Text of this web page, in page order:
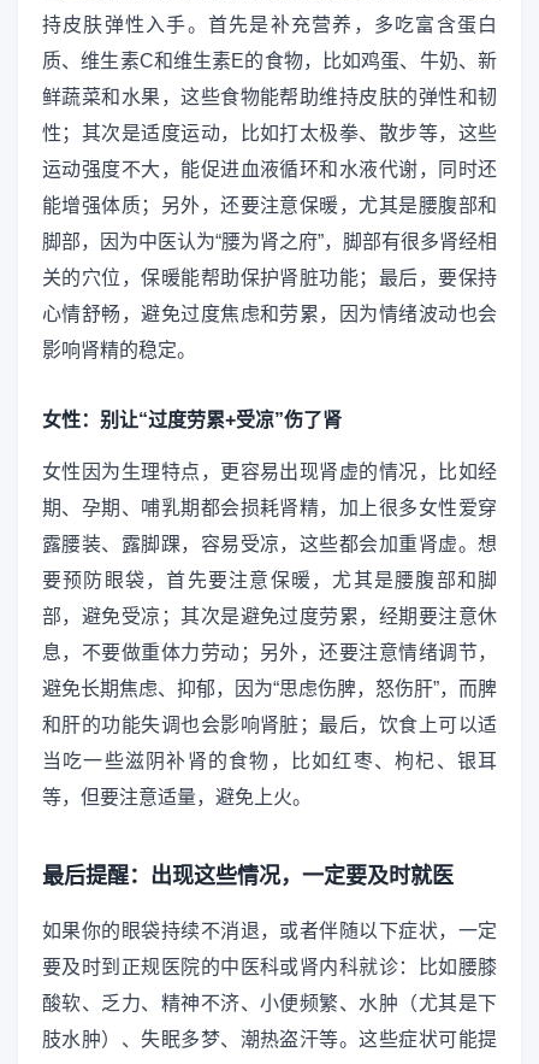
持皮肤弹性入手。首先是补充营养，多吃富含蛋白
质、维生素C和维生素E的食物，比如鸡蛋、牛奶、新
鲜蔬菜和水果，这些食物能帮助维持皮肤的弹性和韧
性；其次是适度运动，比如打太极拳、散步等，这些
运动强度不大，能促进血液循环和水液代谢，同时还
能增强体质；另外，还要注意保暖，尤其是腰腹部和
脚部，因为中医认为“腰为肾之府”，脚部有很多肾经相
关的穴位，保暖能帮助保护肾脏功能；最后，要保持
心情舒畅，避免过度焦虑和劳累，因为情绪波动也会
影响肾精的稳定。
女性：别让“过度劳累+受凉”伤了肾
女性因为生理特点，更容易出现肾虚的情况，比如经
期、孕期、哺乳期都会损耗肾精，加上很多女性爱穿
露腰装、露脚踝，容易受凉，这些都会加重肾虚。想
要预防眼袋，首先要注意保暖，尤其是腰腹部和脚
部，避免受凉；其次是避免过度劳累，经期要注意休
息，不要做重体力劳动；另外，还要注意情绪调节，
避免长期焦虑、抑郁，因为“思虑伤脾，怒伤肝”，而脾
和肝的功能失调也会影响肾脏；最后，饮食上可以适
当吃一些滋阴补肾的食物，比如红枣、枸杞、银耳
等，但要注意适量，避免上火。
最后提醒：出现这些情况，一定要及时就医
如果你的眼袋持续不消退，或者伴随以下症状，一定
要及时到正规医院的中医科或肾内科就诊：比如腰膝
酸软、乏力、精神不济、小便频繁、水肿（尤其是下
肢水肿）、失眠多梦、潮热盗汗等。这些症状可能提